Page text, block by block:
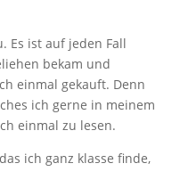
Es ist auf jeden Fall
bekam und
einmal gekauft. Denn
ich gerne in meinem
einmal zu lesen.
ich ganz klasse finde,